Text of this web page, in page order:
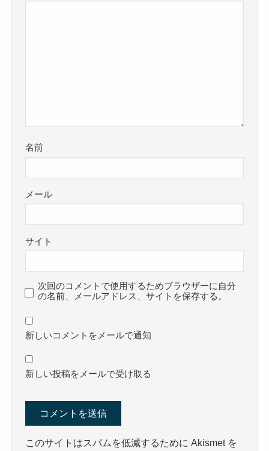
名前
メール
サイト
次回のコメントで使用するためブラウザーに自分
の名前、メールアドレス、サイトを保存する。
新しいコメントをメールで通知
新しい投稿をメールで受け取る
このサイトはスパムを低減するために Akismet を